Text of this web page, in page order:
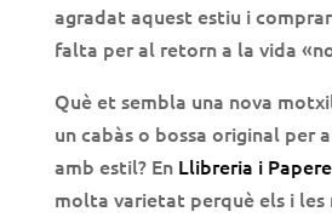
agradat aquest estiu i
falta per al retorn a la vida
Què et sembla una nova
un cabàs o bossa original per
amb estil? En Llibreria i
molta varietat perquè els i les